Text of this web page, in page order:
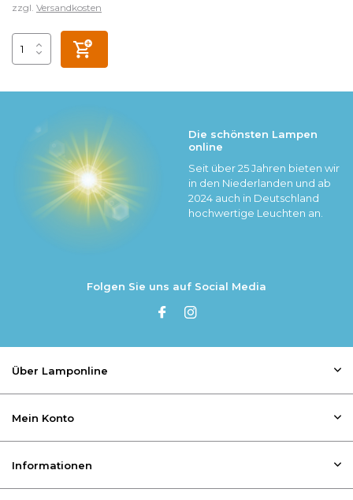
zzgl. Versandkosten
Die schönsten Lampen
online
Seit über 25 Jahren bieten wir
in den Niederlanden und ab
2024 auch in Deutschland
hochwertige Leuchten an.
Folgen Sie uns auf Social Media
Über Lamponline
Mein Konto
Informationen